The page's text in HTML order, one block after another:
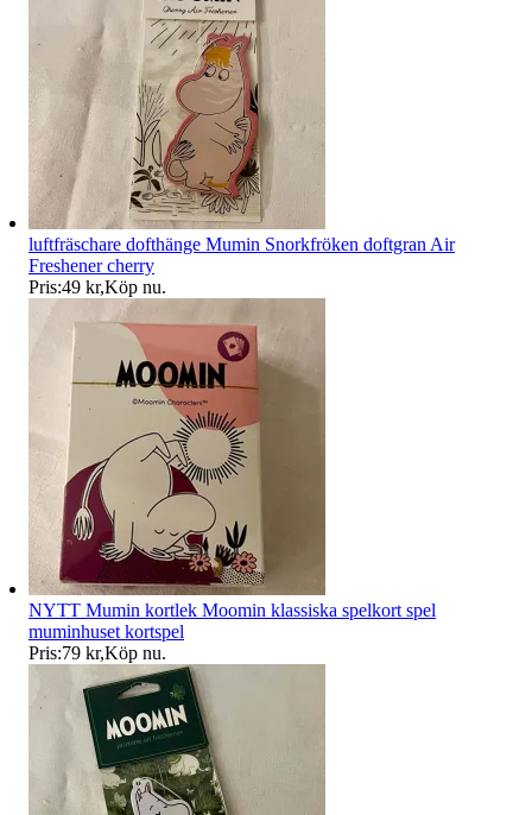
luftfräschare dofthänge Mumin Snorkfröken doftgran Air
Freshener cherry
Pris:49 kr,Köp nu.
NYTT Mumin kortlek Moomin klassiska spelkort spel
muminhuset kortspel
Pris:79 kr,Köp nu.